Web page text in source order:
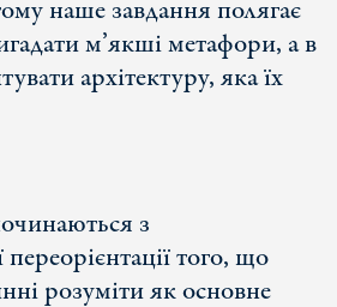
наше завдання полягає
м’якші метафори, а в
архітектуру, яка їх
з
переорієнтації того, що
розуміти як основне